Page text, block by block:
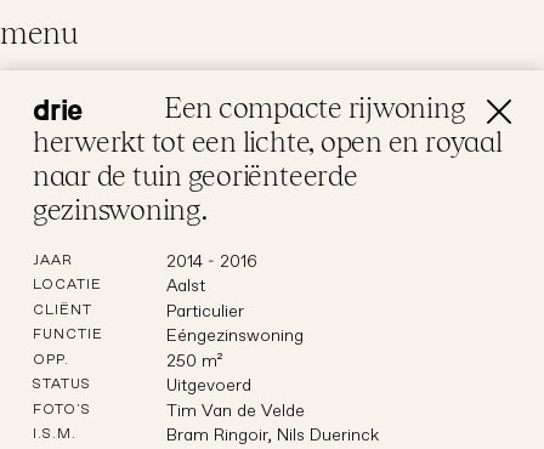
menu
architectuur
drie
Een compacte rijwoning
herwerkt tot een lichte, open en royaal
naar de tuin georiënteerde
gezinswoning.
JAAR 2014 - 2016
LOCATIE Aalst
CLIËNT Particulier
FUNCTIE Eéngezinswoning
OPP. 250 m²
STATUS Uitgevoerd
FOTO'S Tim Van de Velde
I.S.M. Bram Ringoir, Nils Duerinck
architectuur
We ontwerpen tijdloze en functionele
ruimtes die de essentie van de plek
respecteren. Elk project vertaalt de
klantwens en de bestaande identiteit in
een uitgebalanceerd geheel van
eerlijke materialen en verfijnde details.